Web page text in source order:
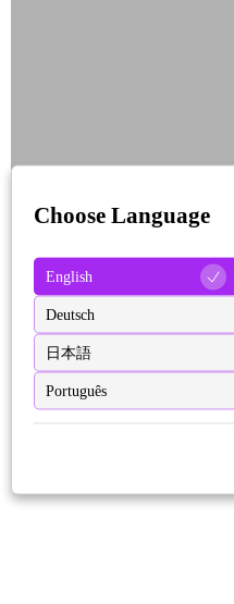
Choose Language
English
Deutsch
日本語
Português